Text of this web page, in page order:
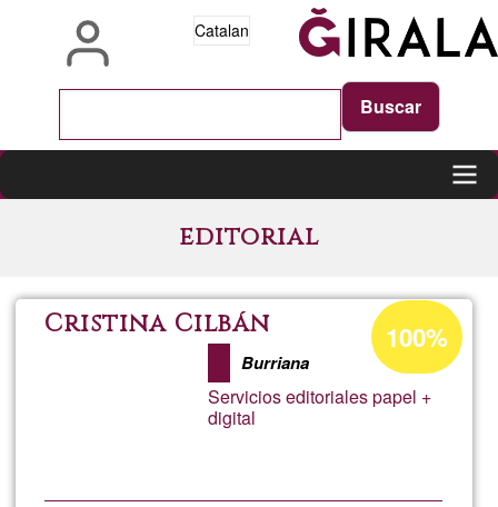
Catalan
editorial
Cristina Cilbán
Burriana
Servicios editoriales papel +
digital
Percentatge
d'acceptació
de
G1
100%